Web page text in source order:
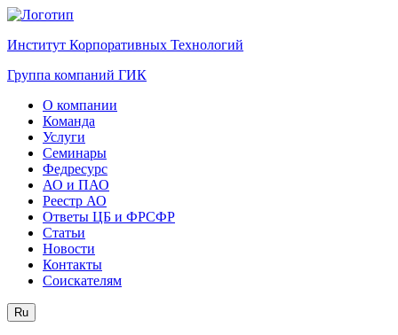
Институт Корпоративных Технологий
Группа компаний ГИК
О компании
Команда
Услуги
Семинары
Федресурс
АО и ПАО
Реестр АО
Ответы ЦБ и ФРСФР
Статьи
Новости
Контакты
Соискателям
Ru